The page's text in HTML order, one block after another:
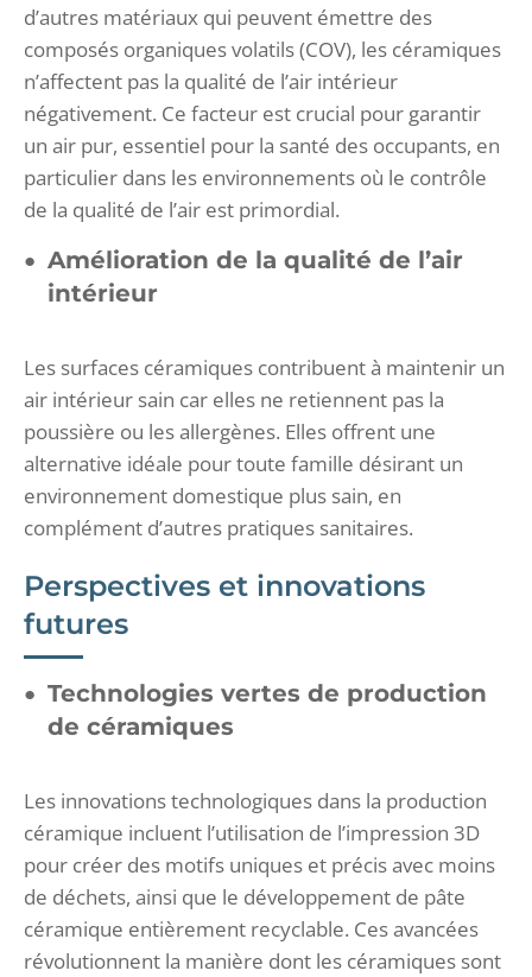
d’autres matériaux qui peuvent émettre des
composés organiques volatils (COV), les céramiques
n’affectent pas la qualité de l’air intérieur
négativement. Ce facteur est crucial pour garantir
un air pur, essentiel pour la santé des occupants, en
particulier dans les environnements où le contrôle
de la qualité de l’air est primordial.
Amélioration de la qualité de l’air
intérieur
Les surfaces céramiques contribuent à maintenir un
air intérieur sain car elles ne retiennent pas la
poussière ou les allergènes. Elles offrent une
alternative idéale pour toute famille désirant un
environnement domestique plus sain, en
complément d’autres pratiques sanitaires.
Perspectives et innovations
futures
Technologies vertes de production
de céramiques
Les innovations technologiques dans la production
céramique incluent l’utilisation de l’impression 3D
pour créer des motifs uniques et précis avec moins
de déchets, ainsi que le développement de pâte
céramique entièrement recyclable. Ces avancées
révolutionnent la manière dont les céramiques sont